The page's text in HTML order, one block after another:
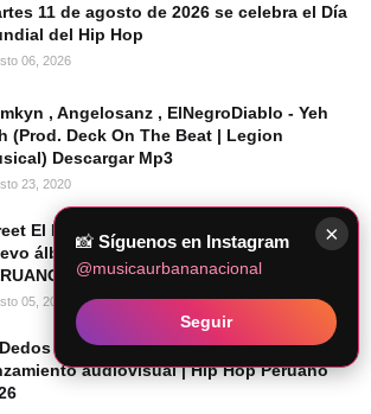
11 de agosto de 2026 se celebra el Día
del Hip Hop
06, 2026
, Angelosanz , ElNegroDiablo - Yeh
(Prod. Deck On The Beat | Legion
Descargar Mp3
23, 2020
El Bipolar Despierto presenta su
álbum BLACK CAT | HIP HOP
2026
05, 2026
presenta "Mi Voz", su más reciente
audiovisual | Hip Hop Peruano
×
📸 Síguenos en Instagram
@musicaurbananacional
Seguir